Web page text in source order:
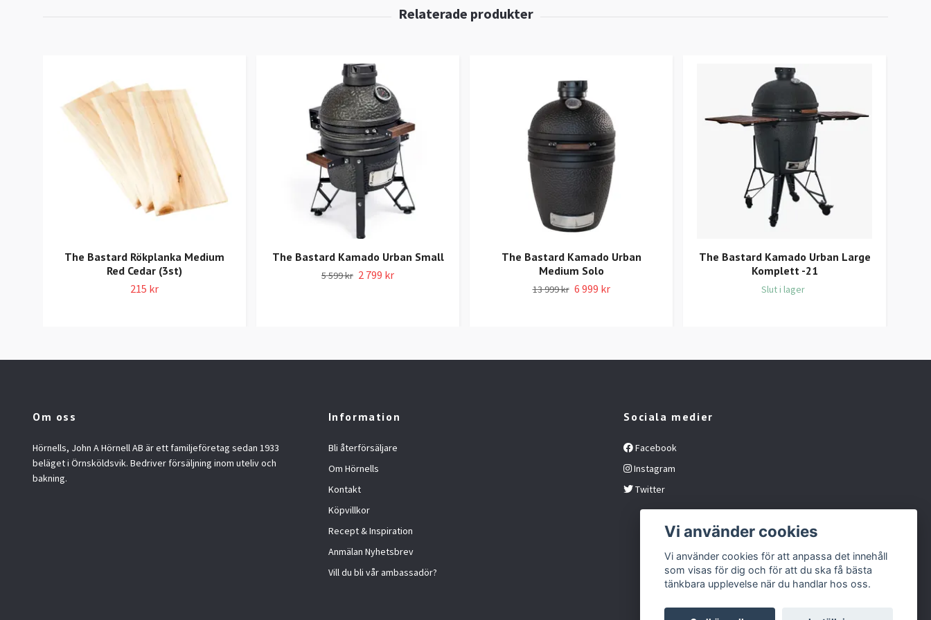
The Bastard Rökplanka Medium
Red Cedar (3st)
215 kr
The Bastard Kamado Urban Small
5 599 kr 2 799 kr
The Bastard Kamado Urban
Medium Solo
13 999 kr 6 999 kr
The Bastard Kamado Urban Large
Komplett -21
Slut i lager
Om oss
Hörnells, John A Hörnell AB är ett familjeföretag sedan 1933
beläget i Örnsköldsvik. Bedriver försäljning inom uteliv och
bakning.
Information
Bli återförsäljare
Om Hörnells
Kontakt
Köpvillkor
Recept & Inspiration
Anmälan Nyhetsbrev
Vill du bli vår ambassadör?
Sociala medier
Facebook
Instagram
Twitter
Vi använder cookies
Vi använder cookies för att anpassa det innehåll
som visas för dig och för att du ska få bästa
tänkbara upplevelse när du handlar hos oss.